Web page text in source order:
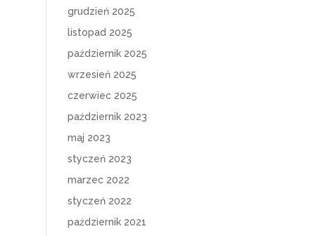
grudzień 2025
listopad 2025
październik 2025
wrzesień 2025
czerwiec 2025
październik 2023
maj 2023
styczeń 2023
marzec 2022
styczeń 2022
październik 2021